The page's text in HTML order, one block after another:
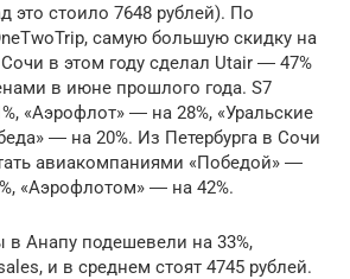
это стоило 7648 рублей). По
самую большую скидку на
в этом году сделал Utair ― 47%
в июне прошлого года. S7
«Аэрофлот» ― на 28%, «Уральские
― на 20%. Из Петербурга в Сочи
авиакомпаниями «Победой» ―
«Аэрофлотом» ― на 42%.
Анапу подешевели на 33%,
и в среднем стоят 4745 рублей.